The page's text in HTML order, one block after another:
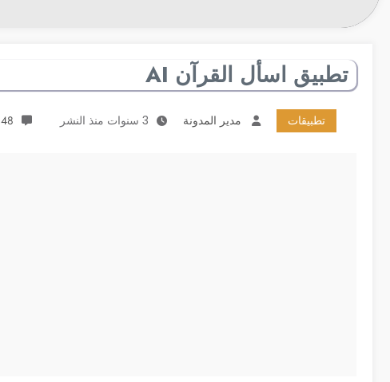
تطبيق اسأل القرآن AI
تطبيقات مدير المدونة 3 سنوات منذ النشر 48 تعليقات